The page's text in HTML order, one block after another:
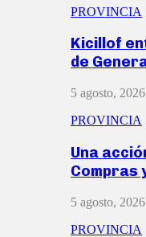
PROVINCIA
Kicillof
de
5 agosto, 2026
PROVINCIA
Una
Compras
5 agosto, 2026
PROVINCIA